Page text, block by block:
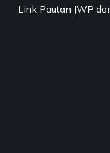
Link Pautan JWP